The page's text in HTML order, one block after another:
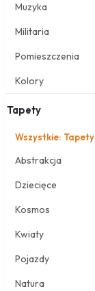
Muzyka
Militaria
Pomieszczenia
Kolory
Tapety
Wszystkie: Tapety
Abstrakcja
Dziecięce
Kosmos
Kwiaty
Pojazdy
Natura